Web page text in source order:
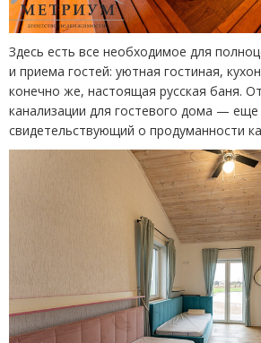
Здесь есть все необходимое для
и приема гостей: уютная гостиная,
конечно же, настоящая русская баня.
канализации для гостевого дома —
свидетельствующий о продуманности